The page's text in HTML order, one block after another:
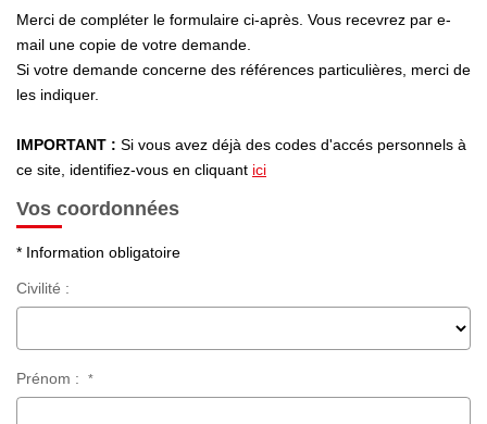
MON COMPTE
Merci de compléter le formulaire ci-après. Vous recevrez par e-
mail une copie de votre demande.
Si votre demande concerne des références particulières, merci de
les indiquer.
IMPORTANT : Si vous avez déjà des codes d'accés personnels à
ce site, identifiez-vous en cliquant ici
Vos coordonnées
* Information obligatoire
Civilité :
Prénom : *